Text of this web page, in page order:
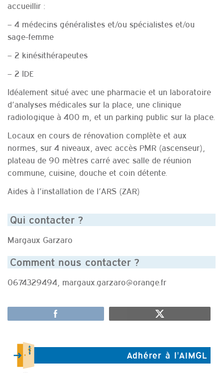
accueillir :
– 4 médecins généralistes et/ou spécialistes et/ou
sage-femme
– 2 kinésithérapeutes
– 2 IDE
Idéalement situé avec une pharmacie et un laboratoire
d’analyses médicales sur la place, une clinique
radiologique à 400 m, et un parking public sur la place.
Locaux en cours de rénovation complète et aux
normes, sur 4 niveaux, avec accès PMR (ascenseur),
plateau de 90 mètres carré avec salle de réunion
commune, cuisine, douche et coin détente.
Aides à l’installation de l’ARS (ZAR)
Qui contacter ?
Margaux Garzaro
Comment nous contacter ?
0674329494, margaux.garzaro@orange.fr
Adhérer à l'AIMGL